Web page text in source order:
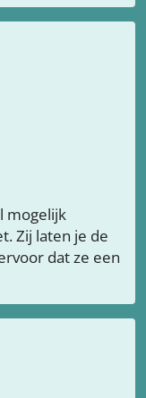
mogelijk
Zij laten je de
dat ze een